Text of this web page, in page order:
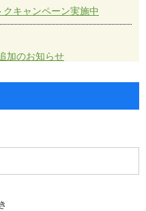
キャンペーン実施中
加のお知らせ
重だるいなあと感じた時